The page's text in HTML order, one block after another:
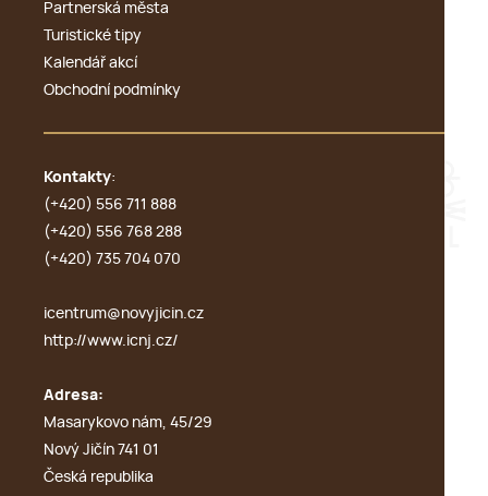
Partnerská města
Turistické tipy
Kalendář akcí
Obchodní podmínky
Kontakty:
(+420) 556 711 888
(+420) 556 768 288
(+420) 735 704 070
icentrum@novyjicin.cz
http://www.icnj.cz/
Adresa:
Masarykovo nám, 45/29
Nový Jičín 741 01
Česká republika